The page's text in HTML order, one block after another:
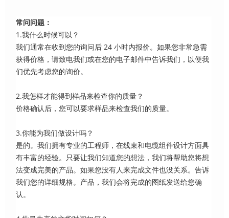
常问问题：
1.我什么时候可以？
我们通常在收到您的询问后 24 小时内报价。如果您非常急需
获得价格，请致电我们或在您的电子邮件中告诉我们，以便我
们优先考虑您的询价。
2.我怎样才能得到样品来检查你的质量？
价格确认后，您可以要求样品来检查我们的质量。
3.你能为我们做设计吗？
是的。我们拥有专业的工程师，在线束和电缆组件设计方面具
有丰富的经验。只要让我们知道您的想法，我们将帮助您将想
法变成完美的产品。如果您没有人来完成文件也没关系。告诉
我们您的详细规格。产品，我们会将完成的图纸发送给您确
认。